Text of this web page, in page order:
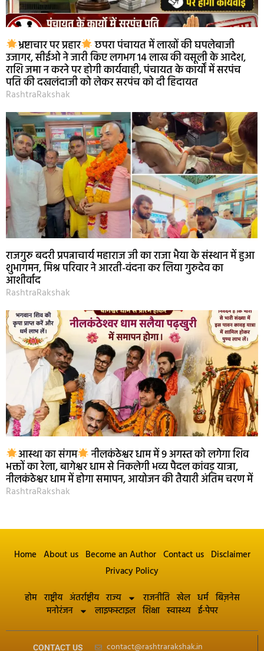
भ्रष्टाचार पर प्रहार छपरा पंचायत में लाखों की घपलेबाजी
उजागर, सीईओ ने जारी किए लगभग 14 लाख की वसूली के आदेश,
राशि जमा न करने पर होगी कार्यवाही, पंचायत के कार्यों में सरपंच
पति की दखलंदाजी को लेकर सरपंच को दी हिदायत
RashtraRakshak
राजगुरु बदरी प्रपन्नाचार्य महाराज जी का राजा भैया के संस्थान में हुआ
शुभागमन, मिश्र परिवार ने आरती-वंदना कर लिया गुरुदेव का
आशीर्वाद
RashtraRakshak
आस्था का संगम नीलकंठेश्वर धाम में 9 अगस्त को लगेगा शिव
भक्तों का रेला, बागेश्वर धाम से निकलेगी भव्य पैदल कांवड़ यात्रा,
नीलकंठेश्वर धाम में होगा समापन, आयोजन की तैयारी अंतिम चरण में
RashtraRakshak
Home About us Become an Author Contact us Disclaimer
Privacy Policy
होम राष्ट्रीय अंतर्राष्ट्रीय राज्य राजनीति खेल धर्म बिज़नेस
मनोरंजन
लाइफस्टाइल शिक्षा स्वास्थ्य ई-पेपर
CONTACT US contact@rashtrarakshak.in